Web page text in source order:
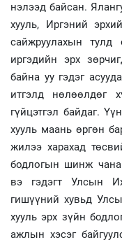
нэлээд байсан.
хууль, Иргэний
сайжруулахын тулд
иргэдийн эрх
байна уу гэдэг
итгэлд нөлөөлдөг
гүйцэтгэл байдаг.
хууль маань өргөн
жилээ харахад
бодлогын шинж
вэ гэдэгт Улсын
гишүүний хувьд
хууль эрх зүйн
ажлын хэсэг